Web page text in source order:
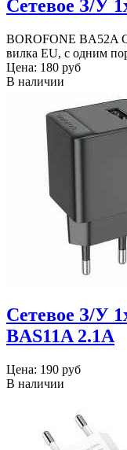
Сетевое З/У
BOROFONE BA52A
вилка EU, с одним
Цена: 180 руб
В наличии
Сетевое З/У
BAS11A 2.1A
Цена: 190 руб
В наличии